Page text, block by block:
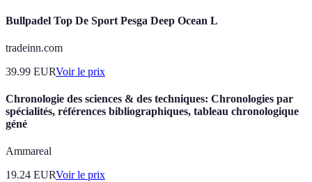
Bullpadel Top De Sport Pesga Deep Ocean L
tradeinn.com
39.99 EURVoir le prix
Chronologie des sciences & des techniques: Chronologies par
spécialités, références bibliographiques, tableau chronologique
géné
Ammareal
19.24 EURVoir le prix